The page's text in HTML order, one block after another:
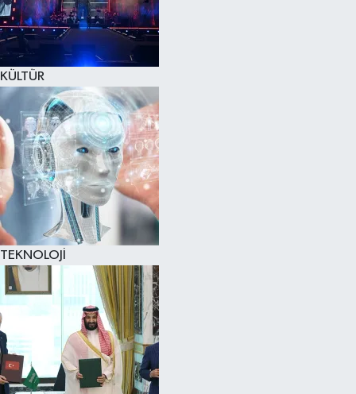
KÜLTÜR
TEKNOLOJİ